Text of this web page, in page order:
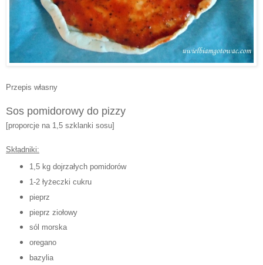
Przepis własny
Sos pomidorowy do pizzy
[proporcje na 1,5 szklanki sosu]
Składniki:
1,5 kg dojrzałych pomidorów
1-2 łyżeczki cukru
pieprz
pieprz ziołowy
sól morska
oregano
bazylia